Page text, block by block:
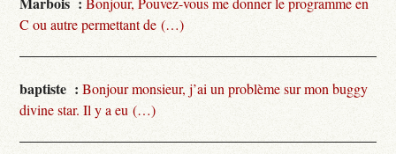
C ou autre permettant de (…)
baptiste : Bonjour monsieur, j’ai un problème sur mon buggy
divine star. Il y a eu (…)